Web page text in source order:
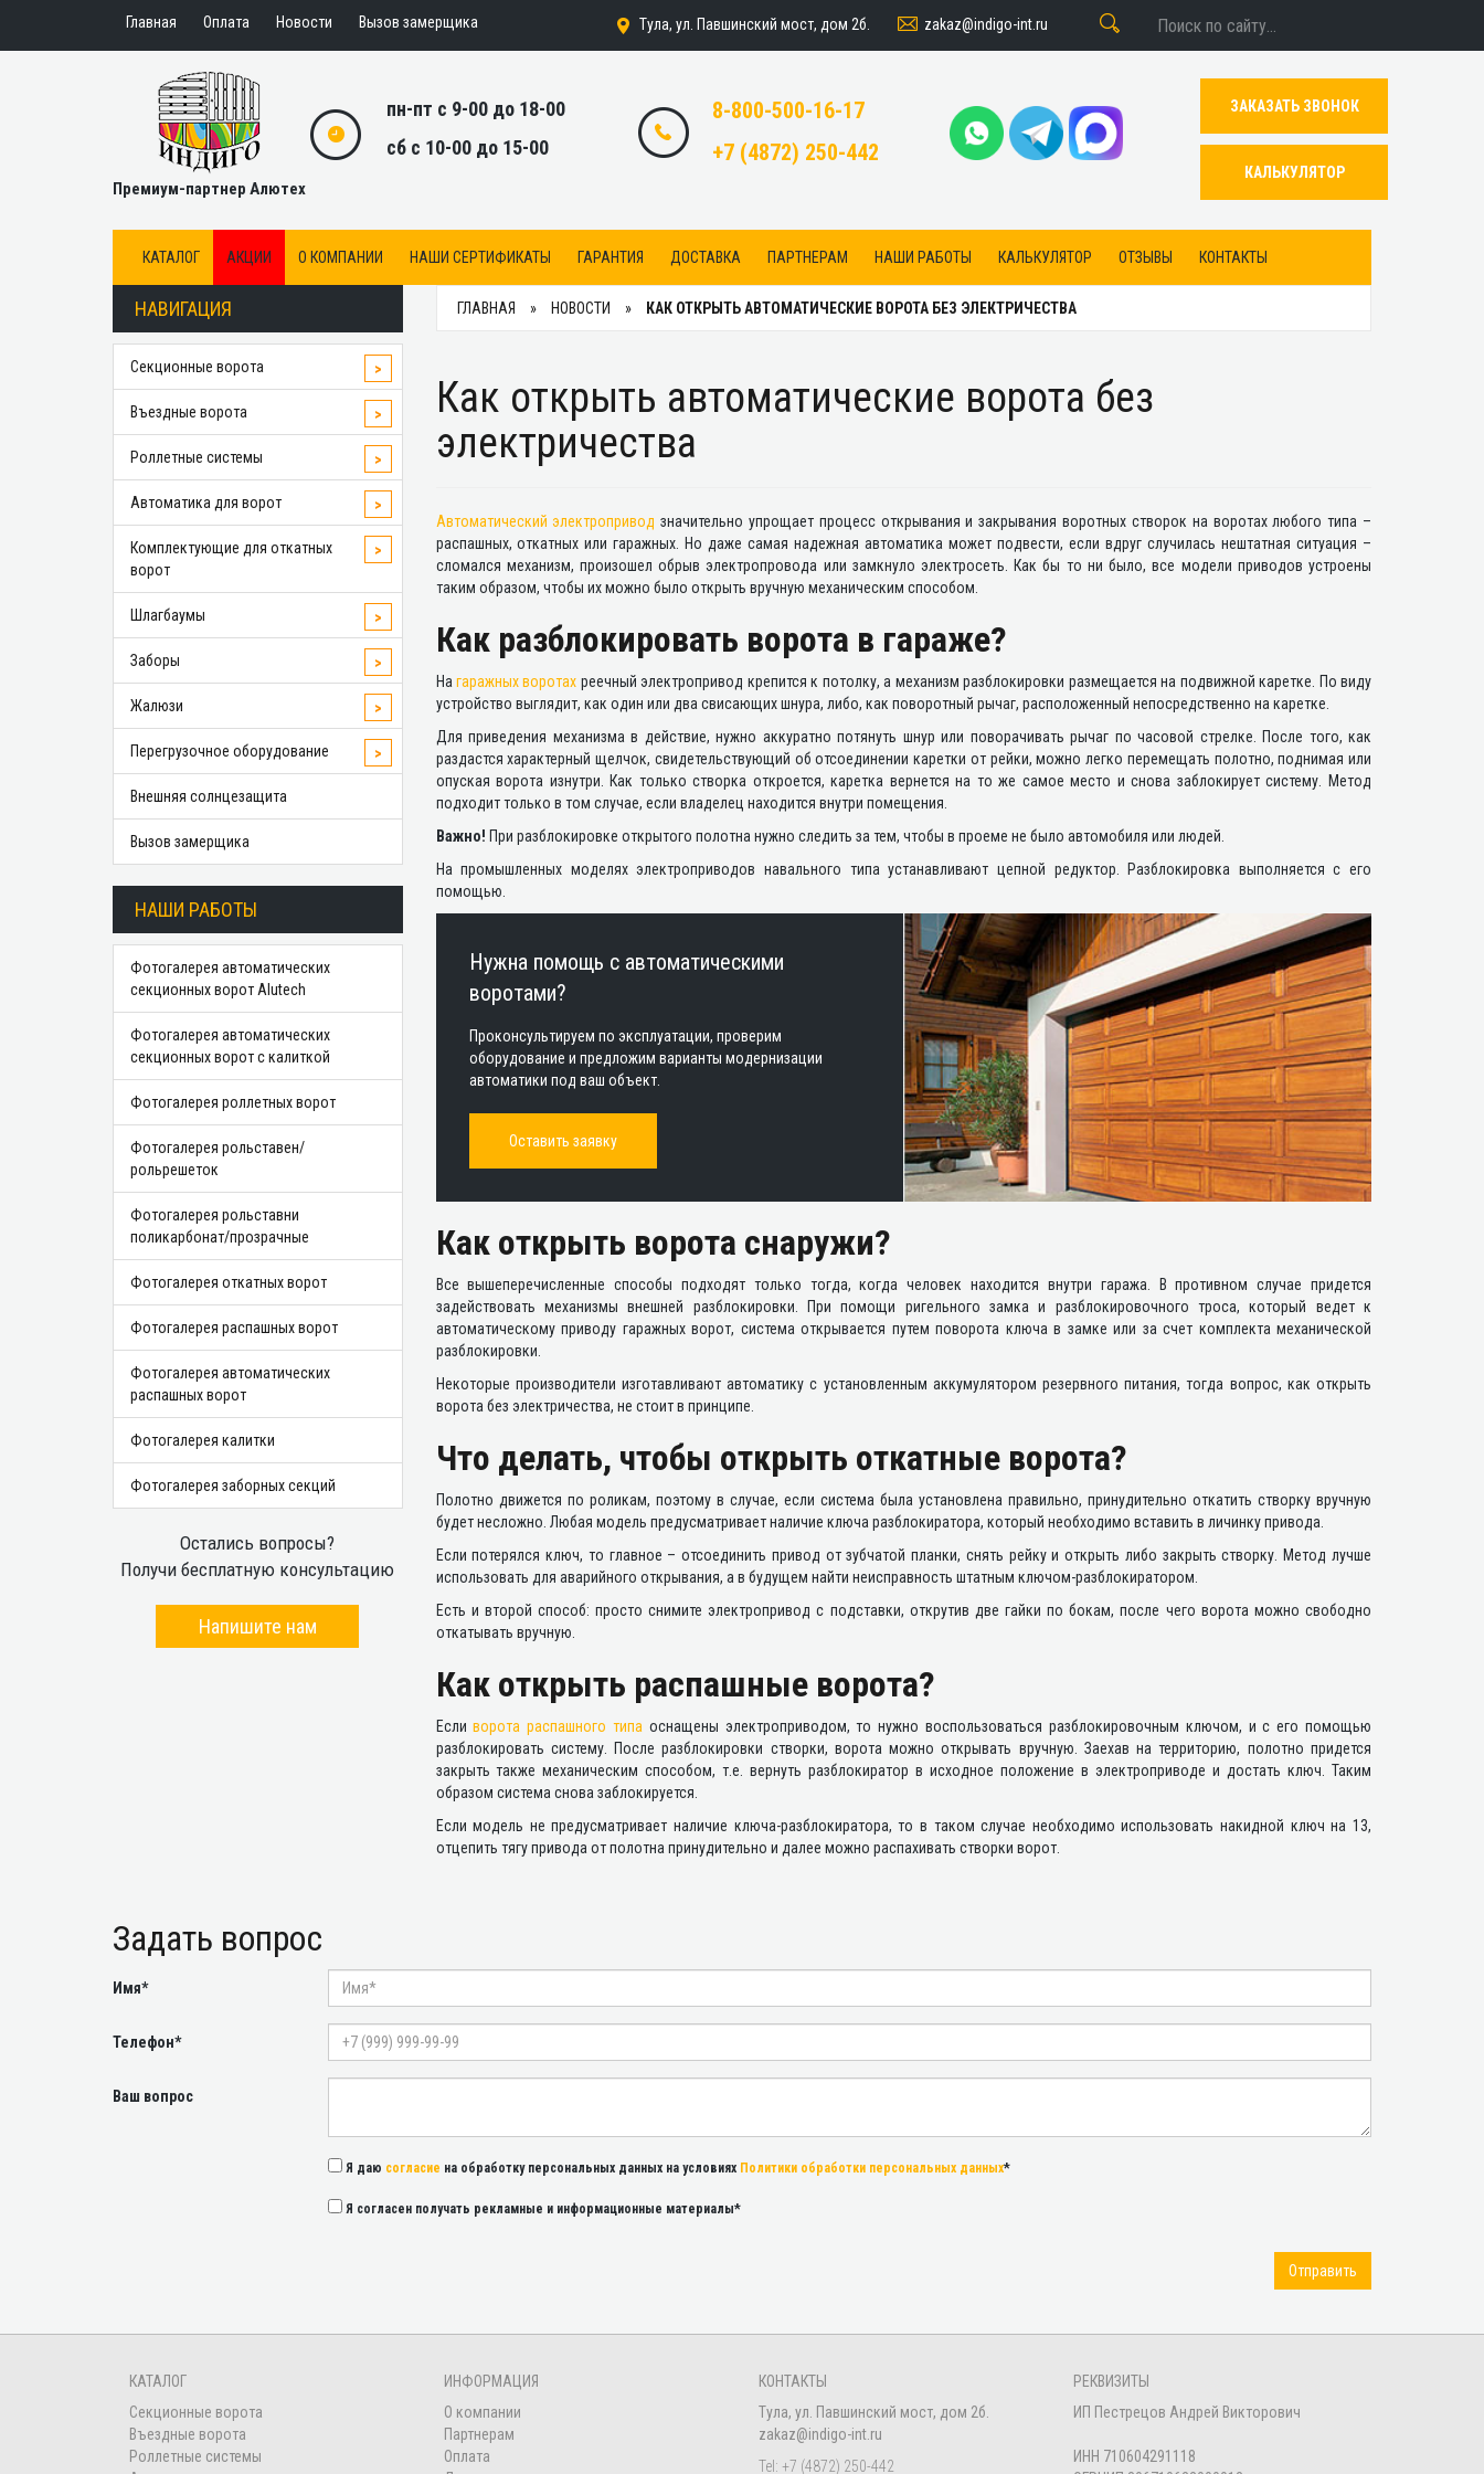
Главная Оплата Новости Вызов замерщика Тула, ул. Павшинский мост, дом 2б. zakaz@indigo-int.ru
Премиум-партнер Алютех
пн-пт с 9-00 до 18-00
сб с 10-00 до 15-00
8-800-500-16-17
+7 (4872) 250-442
ЗАКАЗАТЬ ЗВОНОК
КАЛЬКУЛЯТОР
КАТАЛОГ АКЦИИ О КОМПАНИИ НАШИ СЕРТИФИКАТЫ ГАРАНТИЯ ДОСТАВКА ПАРТНЕРАМ НАШИ РАБОТЫ КАЛЬКУЛЯТОР ОТЗЫВЫ КОНТАКТЫ
НАВИГАЦИЯ
Секционные ворота >
Въездные ворота >
Роллетные системы >
Автоматика для ворот >
Комплектующие для откатных
ворот
>
Шлагбаумы >
Заборы >
Жалюзи >
Перегрузочное оборудование >
Внешняя солнцезащита
Вызов замерщика
НАШИ РАБОТЫ
Фотогалерея автоматических
секционных ворот Alutech
Фотогалерея автоматических
секционных ворот с калиткой
Фотогалерея роллетных ворот
Фотогалерея рольставен/
рольрешеток
Фотогалерея рольставни
поликарбонат/прозрачные
Фотогалерея откатных ворот
Фотогалерея распашных ворот
Фотогалерея автоматических
распашных ворот
Фотогалерея калитки
Фотогалерея заборных секций
Остались вопросы?
Получи бесплатную консультацию
Напишите нам
ГЛАВНАЯ НОВОСТИ КАК ОТКРЫТЬ АВТОМАТИЧЕСКИЕ ВОРОТА БЕЗ ЭЛЕКТРИЧЕСТВА
Как открыть автоматические ворота без
электричества
Автоматический электропривод значительно упрощает процесс открывания и закрывания воротных створок на воротах любого типа –
распашных, откатных или гаражных. Но даже самая надежная автоматика может подвести, если вдруг случилась нештатная ситуация –
сломался механизм, произошел обрыв электропровода или замкнуло электросеть. Как бы то ни было, все модели приводов устроены
таким образом, чтобы их можно было открыть вручную механическим способом.
Как разблокировать ворота в гараже?
На гаражных воротах реечный электропривод крепится к потолку, а механизм разблокировки размещается на подвижной каретке. По виду
устройство выглядит, как один или два свисающих шнура, либо, как поворотный рычаг, расположенный непосредственно на каретке.
Для приведения механизма в действие, нужно аккуратно потянуть шнур или поворачивать рычаг по часовой стрелке. После того, как
раздастся характерный щелчок, свидетельствующий об отсоединении каретки от рейки, можно легко перемещать полотно, поднимая или
опуская ворота изнутри. Как только створка откроется, каретка вернется на то же самое место и снова заблокирует систему. Метод
подходит только в том случае, если владелец находится внутри помещения.
Важно! При разблокировке открытого полотна нужно следить за тем, чтобы в проеме не было автомобиля или людей.
На промышленных моделях электроприводов навального типа устанавливают цепной редуктор. Разблокировка выполняется с его
помощью.
Нужна помощь с автоматическими
воротами?
Проконсультируем по эксплуатации, проверим
оборудование и предложим варианты модернизации
автоматики под ваш объект.
Оставить заявку
Как открыть ворота снаружи?
Все вышеперечисленные способы подходят только тогда, когда человек находится внутри гаража. В противном случае придется
задействовать механизмы внешней разблокировки. При помощи ригельного замка и разблокировочного троса, который ведет к
автоматическому приводу гаражных ворот, система открывается путем поворота ключа в замке или за счет комплекта механической
разблокировки.
Некоторые производители изготавливают автоматику с установленным аккумулятором резервного питания, тогда вопрос, как открыть
ворота без электричества, не стоит в принципе.
Что делать, чтобы открыть откатные ворота?
Полотно движется по роликам, поэтому в случае, если система была установлена правильно, принудительно откатить створку вручную
будет несложно. Любая модель предусматривает наличие ключа разблокиратора, который необходимо вставить в личинку привода.
Если потерялся ключ, то главное – отсоединить привод от зубчатой планки, снять рейку и открыть либо закрыть створку. Метод лучше
использовать для аварийного открывания, а в будущем найти неисправность штатным ключом-разблокиратором.
Есть и второй способ: просто снимите электропривод с подставки, открутив две гайки по бокам, после чего ворота можно свободно
откатывать вручную.
Как открыть распашные ворота?
Есливорота распашного типа оснащены электроприводом, то нужно воспользоваться разблокировочным ключом, и с его помощью
разблокировать систему. После разблокировки створки, ворота можно открывать вручную. Заехав на территорию, полотно придется
закрыть также механическим способом, т.е. вернуть разблокиратор в исходное положение в электроприводе и достать ключ. Таким
образом система снова заблокируется.
Если модель не предусматривает наличие ключа-разблокиратора, то в таком случае необходимо использовать накидной ключ на 13,
отцепить тягу привода от полотна принудительно и далее можно распахивать створки ворот.
Задать вопрос
Имя*
Телефон*
Ваш вопрос
Я даю согласие на обработку персональных данных на условиях Политики обработки персональных данных*
Я согласен получать рекламные и информационные материалы*
Отправить
КАТАЛОГ
Секционные ворота
Въездные ворота
Роллетные системы
ИНФОРМАЦИЯ
О компании
Партнерам
Оплата
КОНТАКТЫ
Тула, ул. Павшинский мост, дом 2б.
zakaz@indigo-int.ru
Tel: +7 (4872) 250-442
РЕКВИЗИТЫ
ИП Пестрецов Андрей Викторович
ИНН 710604291118